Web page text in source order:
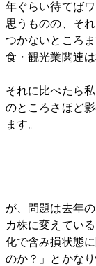
年ぐらい待てば
思うものの、そ
つかないところ
食・観光業関連
それに比べたら
のところさほど
ます。
が、問題は去年
カ株に変えてい
化で含み損状態
のか？」とかな